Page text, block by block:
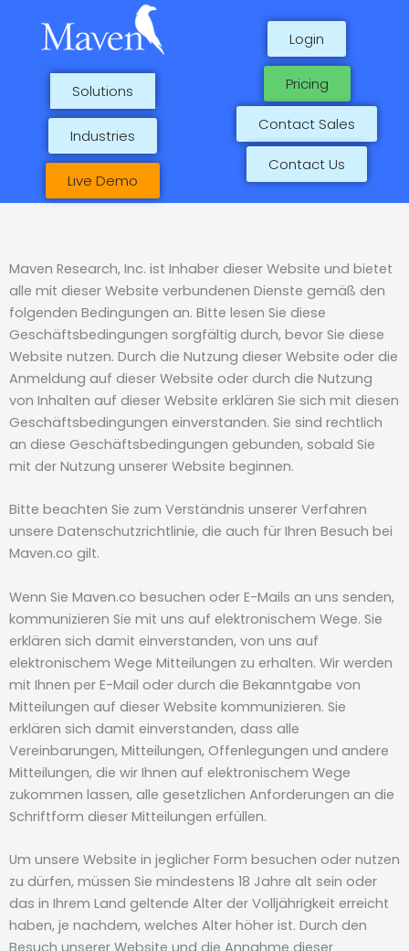
content
Solutions
Industries
Live Demo
Pricing
Contact Sales
Login
Contact Us
Maven Research, Inc. ist Inhaber dieser Website und bietet
alle mit dieser Website verbundenen Dienste gemäß den
folgenden Bedingungen an. Bitte lesen Sie diese
Geschäftsbedingungen sorgfältig durch, bevor Sie diese
Website nutzen. Durch die Nutzung dieser Website oder die
Anmeldung auf dieser Website oder durch die Nutzung
von Inhalten auf dieser Website erklären Sie sich mit diesen
Geschäftsbedingungen einverstanden. Sie sind rechtlich
an diese Geschäftsbedingungen gebunden, sobald Sie
mit der Nutzung unserer Website beginnen.
Bitte beachten Sie zum Verständnis unserer Verfahren
unsere Datenschutzrichtlinie, die auch für Ihren Besuch bei
Maven.co gilt.
Wenn Sie Maven.co besuchen oder E-Mails an uns senden,
kommunizieren Sie mit uns auf elektronischem Wege. Sie
erklären sich damit einverstanden, von uns auf
elektronischem Wege Mitteilungen zu erhalten. Wir werden
mit Ihnen per E-Mail oder durch die Bekanntgabe von
Mitteilungen auf dieser Website kommunizieren. Sie
erklären sich damit einverstanden, dass alle
Vereinbarungen, Mitteilungen, Offenlegungen und andere
Mitteilungen, die wir Ihnen auf elektronischem Wege
zukommen lassen, alle gesetzlichen Anforderungen an die
Schriftform dieser Mitteilungen erfüllen.
Um unsere Website in jeglicher Form besuchen oder nutzen
zu dürfen, müssen Sie mindestens 18 Jahre alt sein oder
das in Ihrem Land geltende Alter der Volljährigkeit erreicht
haben, je nachdem, welches Alter höher ist. Durch den